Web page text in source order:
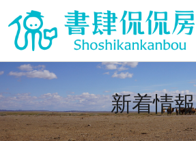
新着情報